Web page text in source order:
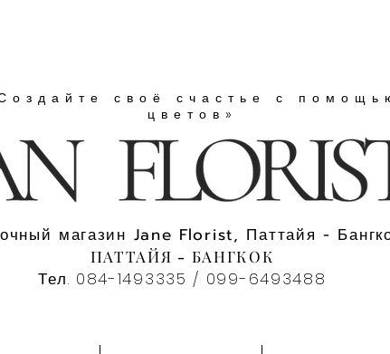
своё счастье с
цветов»
магазин Jane Florist, Паттайя -
ПАТТАЙЯ - БАНГКОК
Тел. 084-1493335 / 099-6493488